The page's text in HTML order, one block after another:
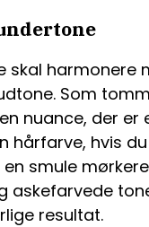
skal harmonere
Som
nuance, der er
hårfarve, hvis
smule
askefarvede
resultat.